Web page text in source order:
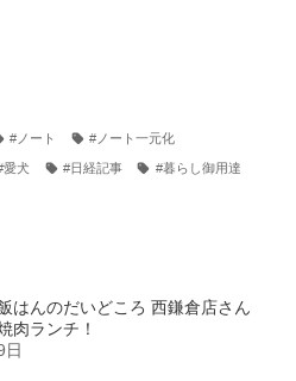
#ノート #ノート一元化
愛犬 #日経記事 #暮らし御用達
はんのだいどころ 西鎌倉店さん
肉ランチ！
日